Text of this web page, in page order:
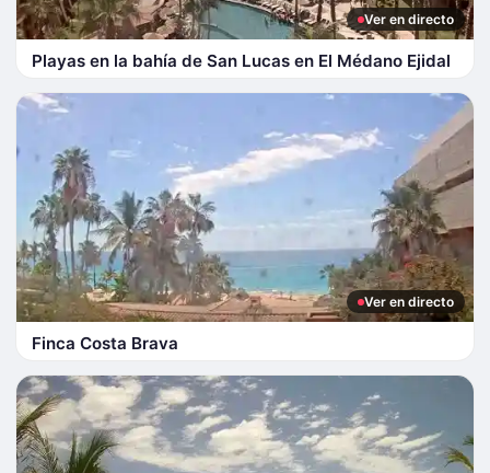
Ver en directo
Playas en la bahía de San Lucas en El Médano Ejidal
Ver en directo
Finca Costa Brava